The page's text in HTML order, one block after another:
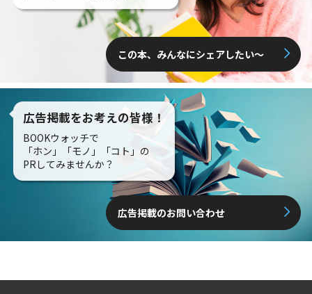
この本、みんなにシェアしたい〜
広告掲載をお考えの皆様！
BOOKウォッチで
「ホン」「モノ」「コト」の
PRしてみませんか？
広告掲載のお問い合わせ